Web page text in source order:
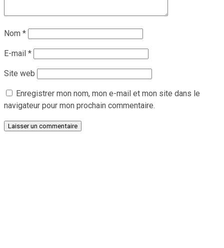
Nom *
E-mail *
Site web
Enregistrer mon nom, mon e-mail et mon site dans le
navigateur pour mon prochain commentaire.